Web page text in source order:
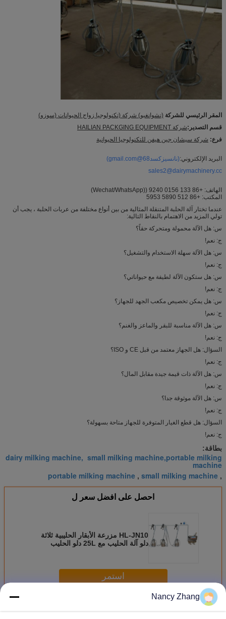
المقر الرئيسي للشركة (تشوانغبو) شركة (تكنولوجيا زواج الحيوانات (سوزو)
قسم التصدير:شركة HAILIAN PACKGING EQUIPMENT
فرع: شركة سيشان جين هيفن للتكنولوجيا الحيوانية
البريد الإلكتروني:(نانسيزكسد68@gmail.com)
sales2@dairymachinery.cc
الهاتف: +86 133 0156 9240 ((Wechat/WhatsApp)
المكتب: +86 512 5890 5953
عندما تختار آلة الحلبة المتنقلة المثالية من بين أنواع مختلفة من عربات الحلبة ، يجب أن
تولي المزيد من الاهتمام بالنقاط التالية:
س: هل الآلة محمولة ومتحركة حقاً؟
ج: نعم!
س: هل الآلة سهلة الاستخدام والتشغيل؟
ج: نعم!
س: هل ستكون الآلة لطيفة مع حيواناتي؟
ج: نعم!
س: هل يمكن تخصيص مكعب الجهد للجهاز؟
ج: نعم!
س: هل الآلة مناسبة للبقر والماعز والغنم؟
ج: نعم!
السؤال: هل الجهاز معتمد من قبل CE و ISO؟
ج: نعم!
س: هل الآلة ذات قيمة جيدة مقابل المال؟
ج: نعم!
س: هل الآلة موثوقة جدا؟
ج: نعم!
السؤال: هل قطع الغيار المتوفرة للجهاز متاحة بسهولة؟
ج: نعم!
بطاقة:
dairy milking machine, small milking machine,portable milking
machine
,
small milking machine
,
portable milking machine
احصل على افضل سعر ل
HL-JN10 مزرعة الأبقار الحليبية ثلاثة
دلو آلة الحليب مع 25L دلو الحليب
استمر
أكثرموبايل آلة الحلب
Nancy Zhang